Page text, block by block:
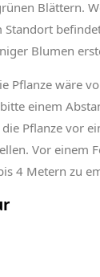
Blättern.
Blumen
Pflanze wäre
einem
Pflanze vor
Vor einem
4 Metern zu